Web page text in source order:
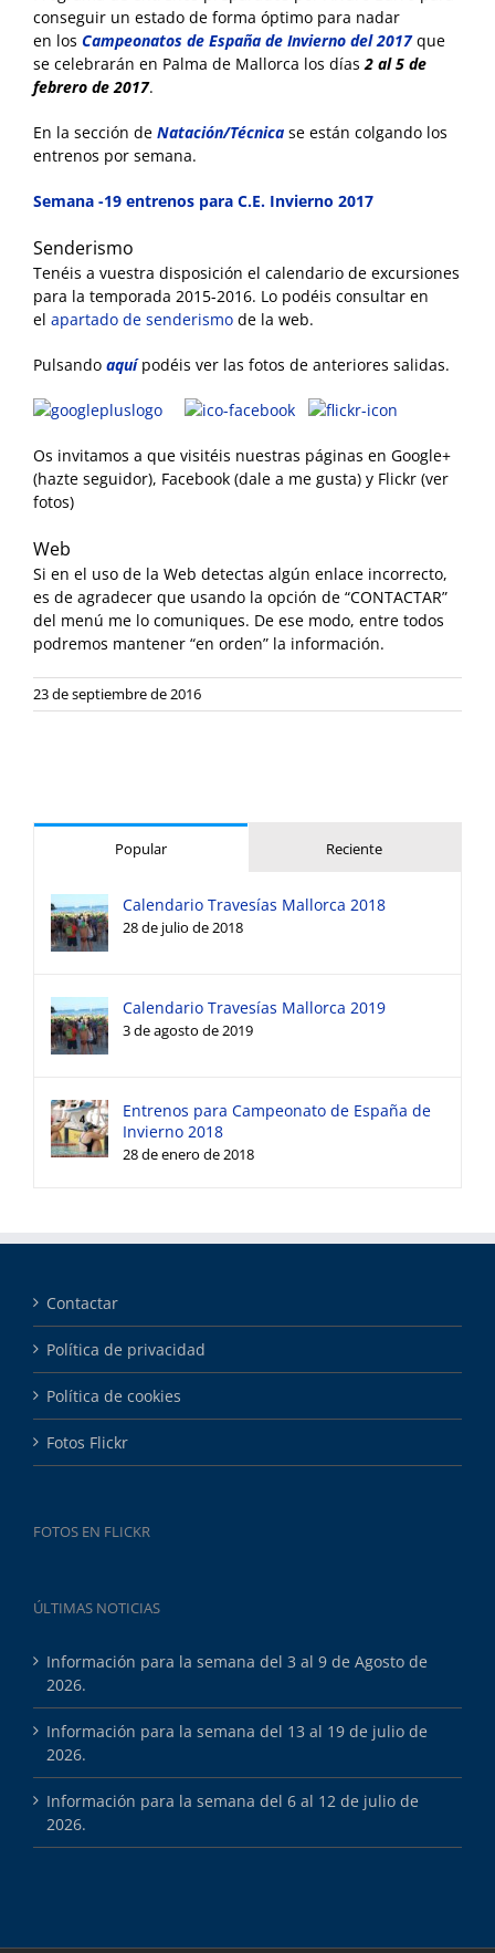
conseguir un estado de forma óptimo para nadar
en los Campeonatos de España de Invierno del 2017que
se celebrarán en Palma de Mallorca los días2 al 5 de
febrero de 2017.
En la sección de Natación/Técnica se están colgando los
entrenos por semana.
Semana -19 entrenos para C.E. Invierno 2017
Senderismo
Tenéis a vuestra disposición el calendario de excursiones
para la temporada 2015-2016. Lo podéis consultar en
el apartado de senderismo de la web.
Pulsando aquípodéis ver las fotos de anteriores salidas.
Os invitamos a que visitéis nuestras páginas en Google+
(hazte seguidor), Facebook (dale a me gusta) y Flickr (ver
fotos)
Web
Si en el uso de la Web detectas algún enlace incorrecto,
es de agradecer que usando la opción de “CONTACTAR”
del menú me lo comuniques. De ese modo, entre todos
podremos mantener “en orden” la información.
23 de septiembre de 2016
Popular Reciente
Calendario Travesías Mallorca 2018
28 de julio de 2018
Calendario Travesías Mallorca 2019
3 de agosto de 2019
Entrenos para Campeonato de España de
Invierno 2018
28 de enero de 2018
Contactar
Política de privacidad
Política de cookies
Fotos Flickr
FOTOS EN FLICKR
ÚLTIMAS NOTICIAS
Información para la semana del 3 al 9 de Agosto de
2026.
Información para la semana del 13 al 19 de julio de
2026.
Información para la semana del 6 al 12 de julio de
2026.